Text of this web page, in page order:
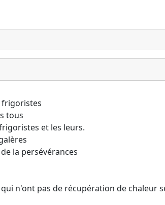
frigoristes
tous
et les leurs.
la persévérances
n'ont pas de récupération de chaleur